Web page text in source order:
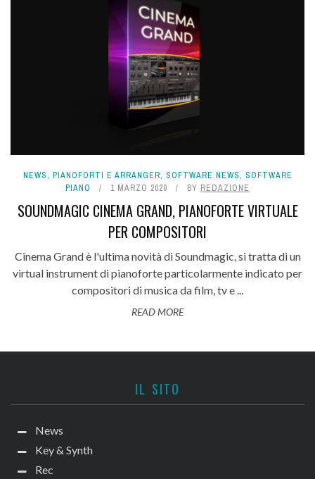
NEWS, PIANOFORTI E ARRANGER, SOFTWARE NEWS, SOFTWARE
PIANO
1 MARZO 2020 BY REDAZIONE
SOUNDMAGIC CINEMA GRAND, PIANOFORTE VIRTUALE
PER COMPOSITORI
Cinema Grand è l'ultima novità di Soundmagic, si tratta di un
virtual instrument di pianoforte particolarmente indicato per
compositori di musica da film, tv e ...
READ MORE
IL SITO
News
Key & Synth
Rec